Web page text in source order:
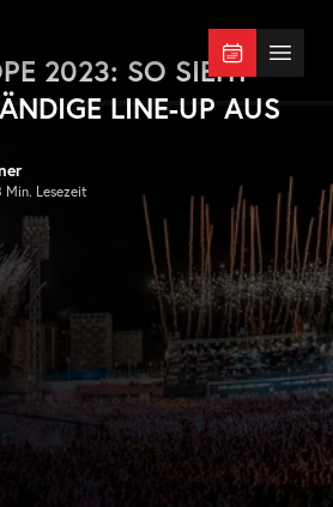
Menü
2023: SO SIEHT
LINE-UP AUS
Min. Lesezeit